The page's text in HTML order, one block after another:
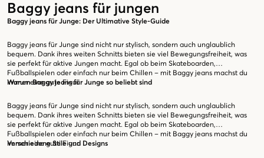
Baggy jeans für jungen
Baggy jeans für Junge: Der Ultimative Style-Guide
Baggy jeans für Junge sind nicht nur stylisch, sondern auch unglaublich
bequem. Dank ihres weiten Schnitts bieten sie viel Bewegungsfreiheit, was
sie perfekt für aktive Jungen macht. Egal ob beim Skateboarden,
Fußballspielen oder einfach nur beim Chillen – mit Baggy jeans machst du
immer eine gute Figur.
Warum Baggy jeans für Junge so beliebt sind
Baggy jeans für Junge sind nicht nur stylisch, sondern auch unglaublich
bequem. Dank ihres weiten Schnitts bieten sie viel Bewegungsfreiheit, was
sie perfekt für aktive Jungen macht. Egal ob beim Skateboarden,
Fußballspielen oder einfach nur beim Chillen – mit Baggy jeans machst du
immer eine gute Figur.
Verschiedene Stile und Designs